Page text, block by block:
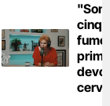
fumo
devo